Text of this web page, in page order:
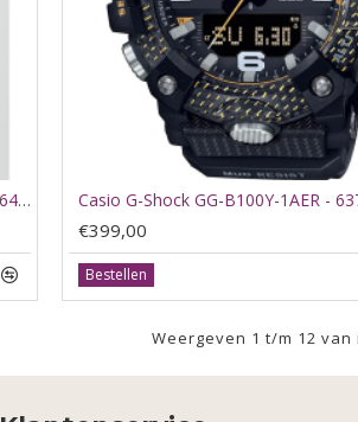
Casio G-shock horloge GA-2100GB-1AER - 64034 Casio G-Shock GG-B100Y-1AER -
€399,00
Bestellen
Weergeven 1 t/m 12 van